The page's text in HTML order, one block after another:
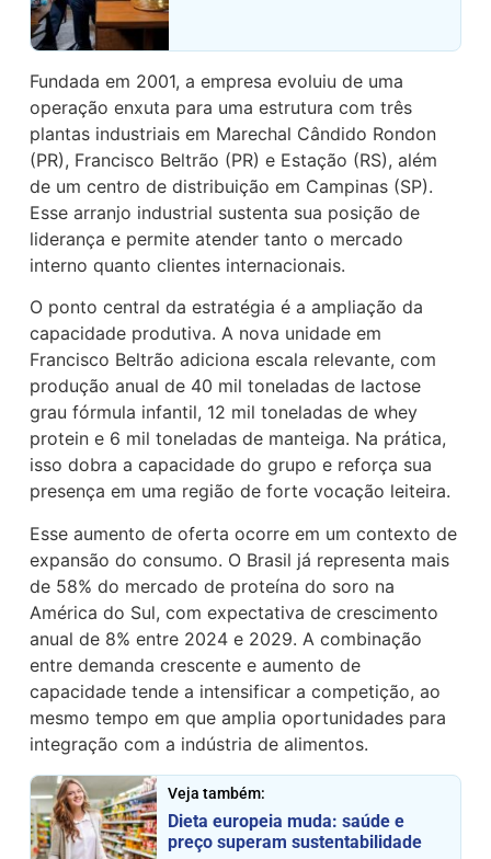
Fundada em 2001, a empresa evoluiu de uma
operação enxuta para uma estrutura com três
plantas industriais em Marechal Cândido Rondon
(PR), Francisco Beltrão (PR) e Estação (RS), além
de um centro de distribuição em Campinas (SP).
Esse arranjo industrial sustenta sua posição de
liderança e permite atender tanto o mercado
interno quanto clientes internacionais.
O ponto central da estratégia é a ampliação da
capacidade produtiva. A nova unidade em
Francisco Beltrão adiciona escala relevante, com
produção anual de 40 mil toneladas de lactose
grau fórmula infantil, 12 mil toneladas de whey
protein e 6 mil toneladas de manteiga. Na prática,
isso dobra a capacidade do grupo e reforça sua
presença em uma região de forte vocação leiteira.
Esse aumento de oferta ocorre em um contexto de
expansão do consumo. O Brasil já representa mais
de 58% do mercado de proteína do soro na
América do Sul, com expectativa de crescimento
anual de 8% entre 2024 e 2029. A combinação
entre demanda crescente e aumento de
capacidade tende a intensificar a competição, ao
mesmo tempo em que amplia oportunidades para
integração com a indústria de alimentos.
Veja também:
Dieta europeia muda: saúde e
preço superam sustentabilidade